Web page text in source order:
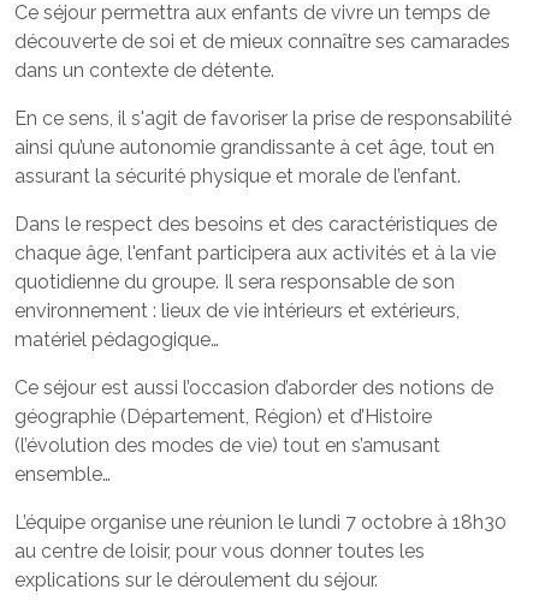
Ce séjour permettra aux enfants de vivre un temps de
découverte de soi et de mieux connaître ses camarades
dans un contexte de détente.
En ce sens, il s'agit de favoriser la prise de responsabilité
ainsi qu’une autonomie grandissante à cet âge, tout en
assurant la sécurité physique et morale de l’enfant.
Dans le respect des besoins et des caractéristiques de
chaque âge, l'enfant participera aux activités et à la vie
quotidienne du groupe. Il sera responsable de son
environnement : lieux de vie intérieurs et extérieurs,
matériel pédagogique…
Ce séjour est aussi l’occasion d’aborder des notions de
géographie (Département, Région) et d’Histoire
(l’évolution des modes de vie) tout en s’amusant
ensemble…
L’équipe organise une réunion le lundi 7 octobre à 18h30
au centre de loisir, pour vous donner toutes les
explications sur le déroulement du séjour.